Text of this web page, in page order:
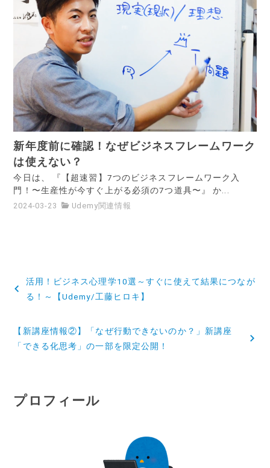
新年度前に確認！なぜビジネスフレームワーク
は使えない？
今日は、 『【超速習】7つのビジネスフレームワーク入
門！〜生産性が今すぐ上がる必須の7つ道具〜』 か...
2024-03-23 Udemy関連情報
稿
ビ
シ
活用！ビジネス心理学10選～すぐに使えて結果につなが
る！～【Udemy/工藤ヒロキ】
【新講座情報②】「なぜ行動できないのか？」新講座
「できる化思考」の一部を限定公開！
プロフィール